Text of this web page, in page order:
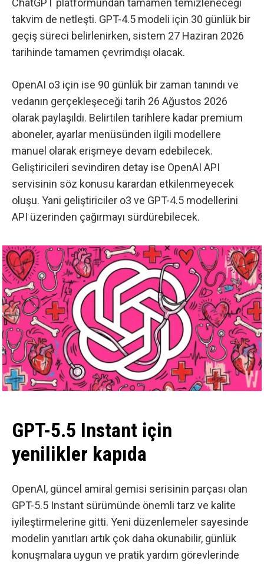
takvim de netleşti. GPT-4.5 modeli için 30 günlük bir
geçiş süreci belirlenirken, sistem 27 Haziran 2026
tarihinde tamamen çevrimdışı olacak.
OpenAI o3 için ise 90 günlük bir zaman tanındı ve
vedanın gerçekleşeceği tarih 26 Ağustos 2026
olarak paylaşıldı. Belirtilen tarihlere kadar premium
aboneler, ayarlar menüsünden ilgili modellere
manuel olarak erişmeye devam edebilecek.
Geliştiricileri sevindiren detay ise OpenAI API
servisinin söz konusu karardan etkilenmeyecek
oluşu. Yani geliştiriciler o3 ve GPT-4.5 modellerini
API üzerinden çağırmayı sürdürebilecek.
GPT-5.5 Instant için
yenilikler kapıda
OpenAI, güncel amiral gemisi serisinin parçası olan
GPT-5.5 Instant sürümünde önemli tarz ve kalite
iyileştirmelerine gitti. Yeni düzenlemeler sayesinde
modelin yanıtları artık çok daha okunabilir, günlük
konuşmalara uygun ve pratik yardım görevlerinde